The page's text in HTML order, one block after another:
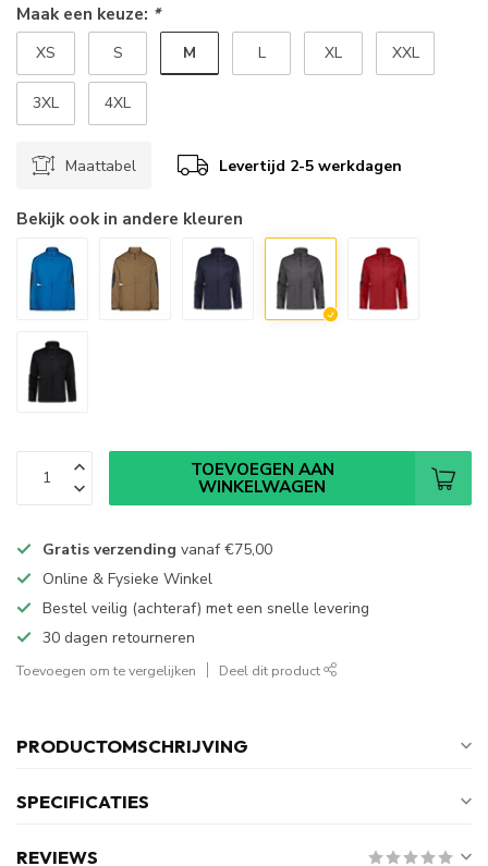
Maak een keuze: *
XS S M L XL XXL
3XL 4XL
Maattabel Levertijd 2-5 werkdagen
Bekijk ook in andere kleuren
TOEVOEGEN AAN
WINKELWAGEN
Gratis verzending vanaf€75,00
Online & Fysieke Winkel
Bestel veilig (achteraf) met een snelle levering
30 dagen retourneren
Toevoegen om te vergelijken Deel dit product
PRODUCTOMSCHRIJVING
SPECIFICATIES
REVIEWS